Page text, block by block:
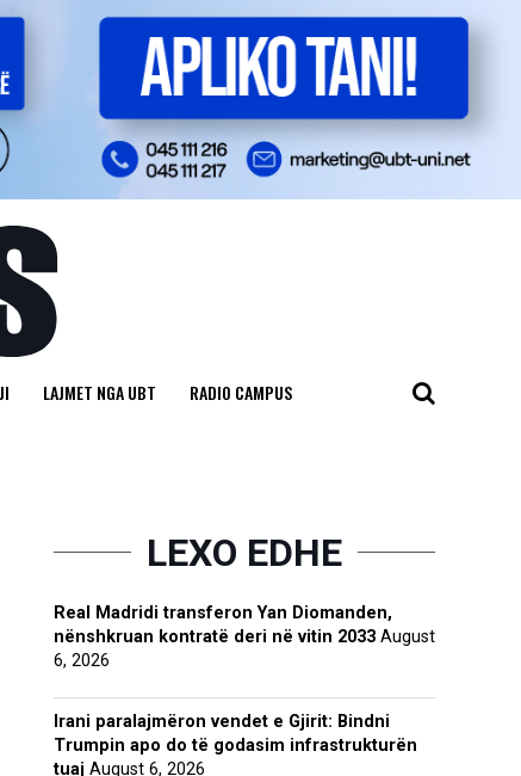
LAJMET NGA UBT RADIO CAMPUS
LEXO EDHE
Real Madridi transferon Yan Diomanden,
nënshkruan kontratë deri në vitin 2033 August
6, 2026
Irani paralajmëron vendet e Gjirit: Bindni
Trumpin apo do të godasim infrastrukturën
tuaj August 6, 2026